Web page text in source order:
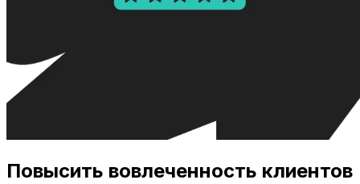
Повысить вовлеченность клиентов